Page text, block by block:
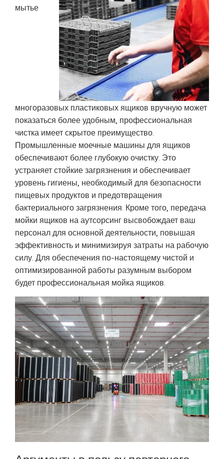
мытье
многоразовых пластиковых ящиков вручную может
показаться более удобным, профессиональная
чистка имеет скрытое преимущество.
Промышленные моечные машины для ящиков
обеспечивают более глубокую очистку. Это
устраняет стойкие загрязнения и обеспечивает
уровень гигиены, необходимый для безопасности
пищевых продуктов и предотвращения
бактериального загрязнения. Кроме того, передача
мойки ящиков на аутсорсинг высвобождает ваш
персонал для основной деятельности, повышая
эффективность и минимизируя затраты на рабочую
силу. Для обеспечения по-настоящему чистой и
оптимизированной работы разумным выбором
будет профессиональная мойка ящиков.